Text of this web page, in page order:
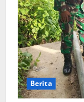
Berita